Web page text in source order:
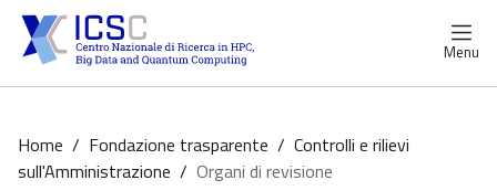
Menu
Home / Fondazione trasparente / Controlli e rilievi
sull'Amministrazione / Organi di revisione